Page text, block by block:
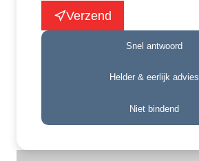
Verzend
Snel antwoord
Helder & eerlijk advies
Niet bindend